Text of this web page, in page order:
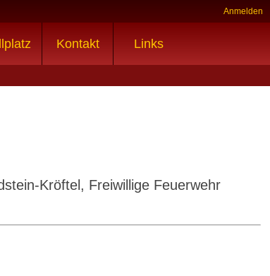
Anmelden
Kontakt Links
Kröftel, Freiwillige Feuerwehr